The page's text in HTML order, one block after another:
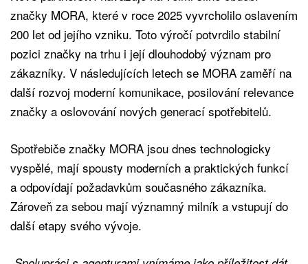
značky MORA, které v roce 2025 vyvrcholilo oslavením
200 let od jejího vzniku. Toto výročí potvrdilo stabilní
pozici značky na trhu i její dlouhodobý význam pro
zákazníky. V následujících letech se MORA zaměří na
další rozvoj moderní komunikace, posilování relevance
značky a oslovování nových generací spotřebitelů.
Spotřebiče značky MORA jsou dnes technologicky
vyspělé, mají spousty moderních a praktických funkcí
a odpovídají požadavkům současného zákazníka.
Zároveň za sebou mají významný milník a vstupují do
další etapy svého vývoje.